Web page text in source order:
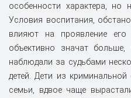
особенности характера, но
Условия воспитания,
влияют на проявление его
объективно значат
наблюдали за судьбами
детей. Дети из
семьи, вдвое чаще